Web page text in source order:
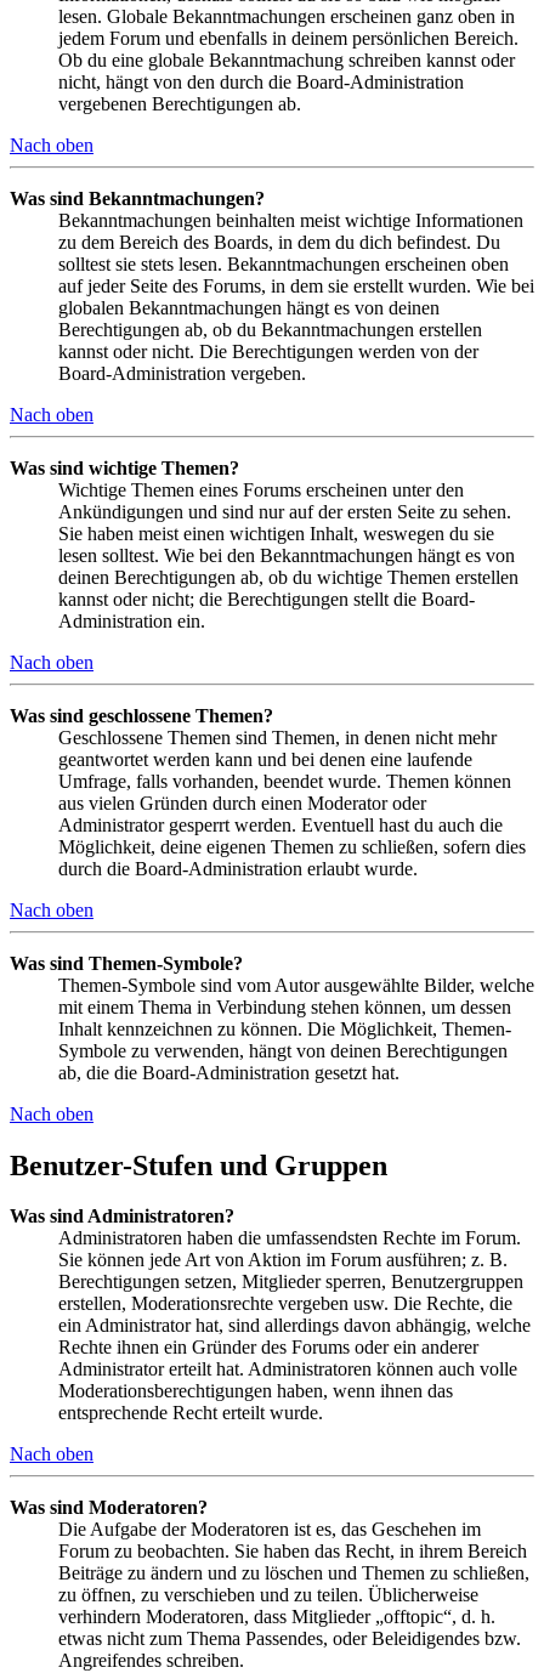
lesen. Globale Bekanntmachungen erscheinen ganz oben in
jedem Forum und ebenfalls in deinem persönlichen Bereich.
Ob du eine globale Bekanntmachung schreiben kannst oder
nicht, hängt von den durch die Board-Administration
vergebenen Berechtigungen ab.
Nach oben
Was sind Bekanntmachungen?
Bekanntmachungen beinhalten meist wichtige Informationen
zu dem Bereich des Boards, in dem du dich befindest. Du
solltest sie stets lesen. Bekanntmachungen erscheinen oben
auf jeder Seite des Forums, in dem sie erstellt wurden. Wie bei
globalen Bekanntmachungen hängt es von deinen
Berechtigungen ab, ob du Bekanntmachungen erstellen
kannst oder nicht. Die Berechtigungen werden von der
Board-Administration vergeben.
Nach oben
Was sind wichtige Themen?
Wichtige Themen eines Forums erscheinen unter den
Ankündigungen und sind nur auf der ersten Seite zu sehen.
Sie haben meist einen wichtigen Inhalt, weswegen du sie
lesen solltest. Wie bei den Bekanntmachungen hängt es von
deinen Berechtigungen ab, ob du wichtige Themen erstellen
kannst oder nicht; die Berechtigungen stellt die Board-
Administration ein.
Nach oben
Was sind geschlossene Themen?
Geschlossene Themen sind Themen, in denen nicht mehr
geantwortet werden kann und bei denen eine laufende
Umfrage, falls vorhanden, beendet wurde. Themen können
aus vielen Gründen durch einen Moderator oder
Administrator gesperrt werden. Eventuell hast du auch die
Möglichkeit, deine eigenen Themen zu schließen, sofern dies
durch die Board-Administration erlaubt wurde.
Nach oben
Was sind Themen-Symbole?
Themen-Symbole sind vom Autor ausgewählte Bilder, welche
mit einem Thema in Verbindung stehen können, um dessen
Inhalt kennzeichnen zu können. Die Möglichkeit, Themen-
Symbole zu verwenden, hängt von deinen Berechtigungen
ab, die die Board-Administration gesetzt hat.
Nach oben
Benutzer-Stufen und Gruppen
Was sind Administratoren?
Administratoren haben die umfassendsten Rechte im Forum.
Sie können jede Art von Aktion im Forum ausführen; z. B.
Berechtigungen setzen, Mitglieder sperren, Benutzergruppen
erstellen, Moderationsrechte vergeben usw. Die Rechte, die
ein Administrator hat, sind allerdings davon abhängig, welche
Rechte ihnen ein Gründer des Forums oder ein anderer
Administrator erteilt hat. Administratoren können auch volle
Moderationsberechtigungen haben, wenn ihnen das
entsprechende Recht erteilt wurde.
Nach oben
Was sind Moderatoren?
Die Aufgabe der Moderatoren ist es, das Geschehen im
Forum zu beobachten. Sie haben das Recht, in ihrem Bereich
Beiträge zu ändern und zu löschen und Themen zu schließen,
zu öffnen, zu verschieben und zu teilen. Üblicherweise
verhindern Moderatoren, dass Mitglieder „offtopic“, d. h.
etwas nicht zum Thema Passendes, oder Beleidigendes bzw.
Angreifendes schreiben.